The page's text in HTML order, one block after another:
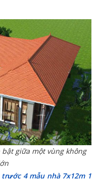
giữa một vùng không
trước 4 mẫu nhà 7x12m 1